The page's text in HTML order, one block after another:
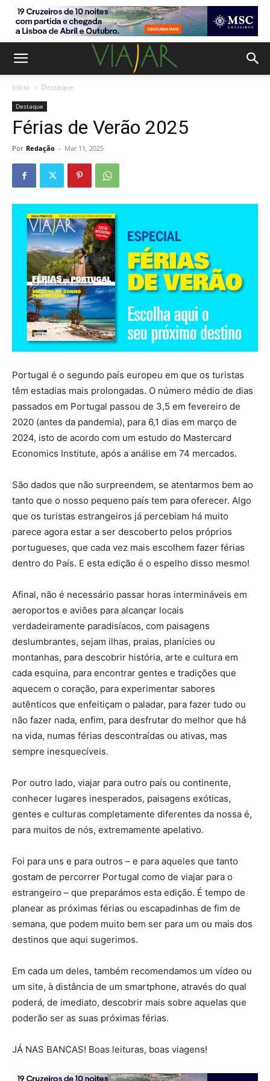
Início Destaque
Destaque
Férias de Verão 2025
Por Redação - Mar 11, 2025
Portugal é o segundo país europeu em que os turistas
têm estadias mais prolongadas. O número médio de dias
passados em Portugal passou de 3,5 em fevereiro de
2020 (antes da pandemia), para 6,1 dias em março de
2024, isto de acordo com um estudo do Mastercard
Economics Institute, após a análise em 74 mercados.
São dados que não surpreendem, se atentarmos bem ao
tanto que o nosso pequeno país tem para oferecer. Algo
que os turistas estrangeiros já percebiam há muito
parece agora estar a ser descoberto pelos próprios
portugueses, que cada vez mais escolhem fazer férias
dentro do País. E esta edição é o espelho disso mesmo!
Afinal, não é necessário passar horas intermináveis em
aeroportos e aviões para alcançar locais
verdadeiramente paradisíacos, com paisagens
deslumbrantes, sejam ilhas, praias, planícies ou
montanhas, para descobrir história, arte e cultura em
cada esquina, para encontrar gentes e tradições que
aquecem o coração, para experimentar sabores
autênticos que enfeitiçam o paladar, para fazer tudo ou
não fazer nada, enfim, para desfrutar do melhor que há
na vida, numas férias descontraídas ou ativas, mas
sempre inesquecíveis.
Por outro lado, viajar para outro país ou continente,
conhecer lugares inesperados, paisagens exóticas,
gentes e culturas completamente diferentes da nossa é,
para muitos de nós, extremamente apelativo.
Foi para uns e para outros – e para aqueles que tanto
gostam de percorrer Portugal como de viajar para o
estrangeiro – que preparámos esta edição. É tempo de
planear as próximas férias ou escapadinhas de fim de
semana, que podem muito bem ser para um ou mais dos
destinos que aqui sugerimos.
Em cada um deles, também recomendamos um vídeo ou
um site, à distância de um smartphone, através do qual
poderá, de imediato, descobrir mais sobre aquelas que
poderão ser as suas próximas férias.
JÁ NAS BANCAS! Boas leituras, boas viagens!